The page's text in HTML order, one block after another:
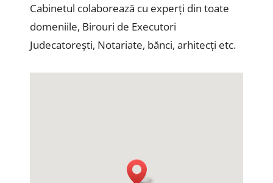
Cabinetul colaborează cu experți din toate
domeniile, Birouri de Executori
Judecatorești, Notariate, bănci, arhitecți etc.